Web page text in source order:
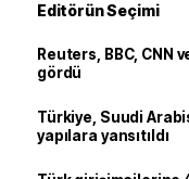
Editörün Seçimi
Reuters, BBC, CNN
gördü
Türkiye, Suudi
yapılara yansıtıldı